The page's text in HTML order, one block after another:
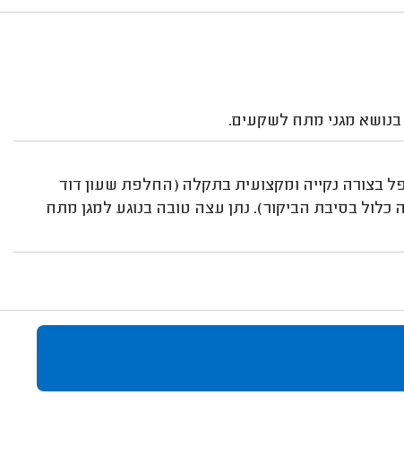
מגני מתח לשקעים.
בצורה נקייה ומקצועית בתקלה (החלפת שעון דוד
בסיבת הביקור). נתן עצה טובה בנוגע למגן מתח